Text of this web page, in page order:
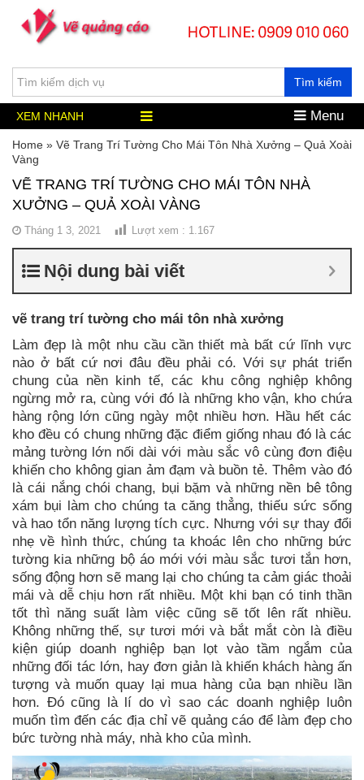
Tìm kiếm
XEM NHANH Menu
Home » Vẽ Trang Trí Tường Cho Mái Tôn Nhà Xưởng – Quả Xoài
Vàng
VẼ TRANG TRÍ TƯỜNG CHO MÁI TÔN NHÀ
XƯỞNG – QUẢ XOÀI VÀNG
Tháng 1 3, 2021 Lượt xem : 1.167
Nội dung bài viết
vẽ trang trí tường cho mái tôn nhà xưởng
Làm đẹp là một nhu cầu cần thiết mà bất cứ lĩnh vực
nào ở bất cứ nơi đâu đều phải có. Với sự phát triển
chung của nền kinh tế, các khu công nghiệp không
ngừng mở ra, cùng với đó là những kho vận, kho chứa
hàng rộng lớn cũng ngày một nhiều hơn. Hầu hết các
kho đều có chung những đặc điểm giống nhau đó là các
mảng tường lớn nối dài với màu sắc vô cùng đơn điệu
khiến cho không gian ảm đạm và buồn tẻ. Thêm vào đó
là cái nắng chói chang, bụi bặm và những nền bê tông
xám bụi làm cho chúng ta căng thẳng, thiếu sức sống
và hao tổn năng lượng tích cực. Nhưng với sự thay đổi
nhẹ về hình thức, chúng ta khoác lên cho những bức
tường kia những bộ áo mới với màu sắc tươi tắn hơn,
sống động hơn sẽ mang lại cho chúng ta cảm giác thoải
mái và dễ chịu hơn rất nhiều. Một khi bạn có tinh thần
tốt thì năng suất làm việc cũng sẽ tốt lên rất nhiều.
Không những thế, sự tươi mới và bắt mắt còn là điều
kiện giúp doanh nghiệp bạn lọt vào tầm ngắm của
những đối tác lớn, hay đơn giản là khiến khách hàng ấn
tượng và muốn quay lại mua hàng của bạn nhiều lần
hơn. Đó cũng là lí do vì sao các doanh nghiệp luôn
muốn tìm đến các địa chỉ vẽ quảng cáo để làm đẹp cho
bức tường nhà máy, nhà kho của mình.